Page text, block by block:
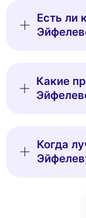
This website uses
cookies
can accept, reject
Есть ли
Какие
Когда